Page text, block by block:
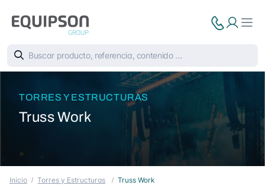
TORRES Y ESTRUCTURAS
Truss Work
Inicio Torres y Estructuras Truss Work